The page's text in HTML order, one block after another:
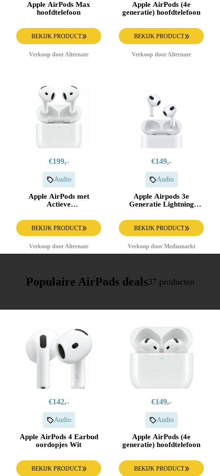
Apple AirPods Max
hoofdtelefoon
BEKIJK PRODUCT
Verkoop door Alternate
Apple AirPods (4e
generatie) hoofdtelefoon
BEKIJK PRODUCT
Verkoop door Alternate
€199,-
Audio
Apple AirPods met
Actieve
generatie) hoofdtelefoon
BEKIJK PRODUCT
Verkoop door Alternate
€149,-
Audio
Apple Airpods 3e
Generatie Lightning
BEKIJK PRODUCT
Verkoop door Mediamarkt
Populaire AirPods deals37 producten
€142,-
Audio
Apple AirPods 4 Earbud
oordopjes Wit
BEKIJK PRODUCT
€149,-
Audio
Apple AirPods (4e
generatie) hoofdtelefoon
BEKIJK PRODUCT